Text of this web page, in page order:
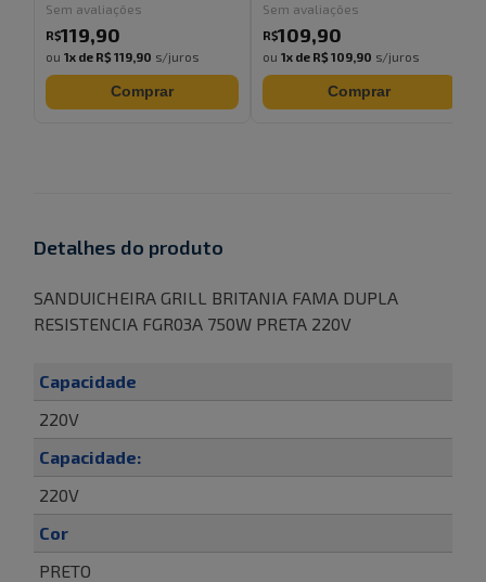
Sem avaliações
R$119,90
ou 1x de R$ 119,90 s/juros
Comprar
Sem avaliações
R$109,90
ou 1x de R$ 109,90 s/juros
Comprar
Detalhes do produto
SANDUICHEIRA GRILL BRITANIA FAMA DUPLA
RESISTENCIA FGR03A 750W PRETA 220V
Capacidade
220V
Capacidade:
220V
Cor
PRETO